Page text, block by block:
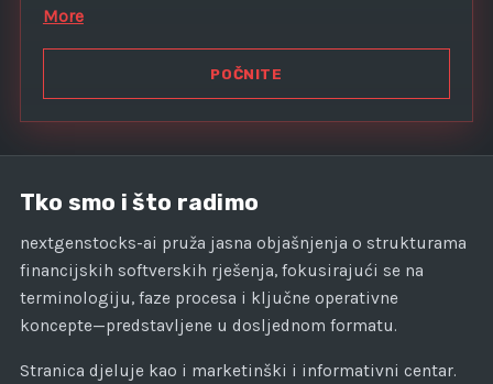
e
t
a
s
1
More
POČNITE
Tko smo i što radimo
nextgenstocks-ai pruža jasna objašnjenja o strukturama
financijskih softverskih rješenja, fokusirajući se na
terminologiju, faze procesa i ključne operativne
koncepte—predstavljene u dosljednom formatu.
Stranica djeluje kao i marketinški i informativni centar.